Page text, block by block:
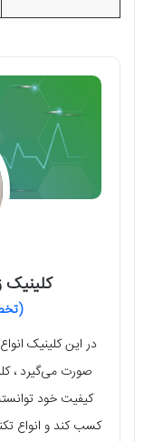
کلینیک
در این کلینیک
صورت می‌گیرد ،
کیفیت خود
کسب کند و انواع